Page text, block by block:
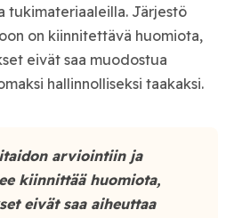
tukimateriaaleilla. Järjestö
on kiinnitettävä huomiota,
eivät saa muodostua
hallinnolliseksi taakaksi.
arviointiin ja
kiinnittää huomiota,
eivät saa aiheuttaa